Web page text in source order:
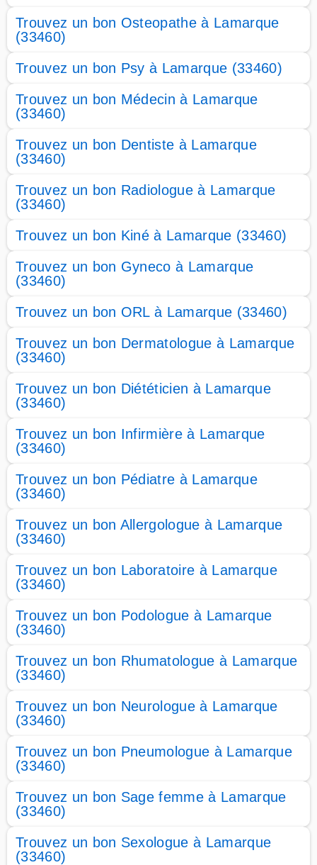
Trouvez un bon Osteopathe à Lamarque
(33460)
Trouvez un bon Psy à Lamarque (33460)
Trouvez un bon Médecin à Lamarque
(33460)
Trouvez un bon Dentiste à Lamarque
(33460)
Trouvez un bon Radiologue à Lamarque
(33460)
Trouvez un bon Kiné à Lamarque (33460)
Trouvez un bon Gyneco à Lamarque
(33460)
Trouvez un bon ORL à Lamarque (33460)
Trouvez un bon Dermatologue à Lamarque
(33460)
Trouvez un bon Diététicien à Lamarque
(33460)
Trouvez un bon Infirmière à Lamarque
(33460)
Trouvez un bon Pédiatre à Lamarque
(33460)
Trouvez un bon Allergologue à Lamarque
(33460)
Trouvez un bon Laboratoire à Lamarque
(33460)
Trouvez un bon Podologue à Lamarque
(33460)
Trouvez un bon Rhumatologue à Lamarque
(33460)
Trouvez un bon Neurologue à Lamarque
(33460)
Trouvez un bon Pneumologue à Lamarque
(33460)
Trouvez un bon Sage femme à Lamarque
(33460)
Trouvez un bon Sexologue à Lamarque
(33460)